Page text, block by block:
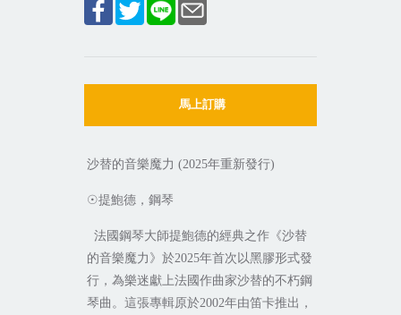
馬上訂購
沙替的音樂魔力 (2025年重新發行)
☉提鮑德，鋼琴
法國鋼琴大師提鮑德的經典之作《沙替
的音樂魔力》於2025年首次以黑膠形式發
行，為樂迷獻上法國作曲家沙替的不朽鋼
琴曲。這張專輯原於2002年由笛卡推出，